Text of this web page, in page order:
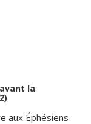
la
aux Éphésiens